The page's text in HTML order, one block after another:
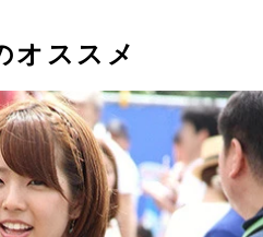
オススメ